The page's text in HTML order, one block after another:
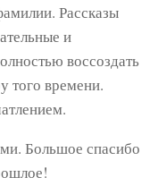
Рассказы
и
воссоздать
того времени.
Большое спасибо